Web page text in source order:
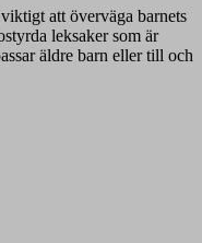
att överväga barnets
leksaker som är
äldre barn eller till och